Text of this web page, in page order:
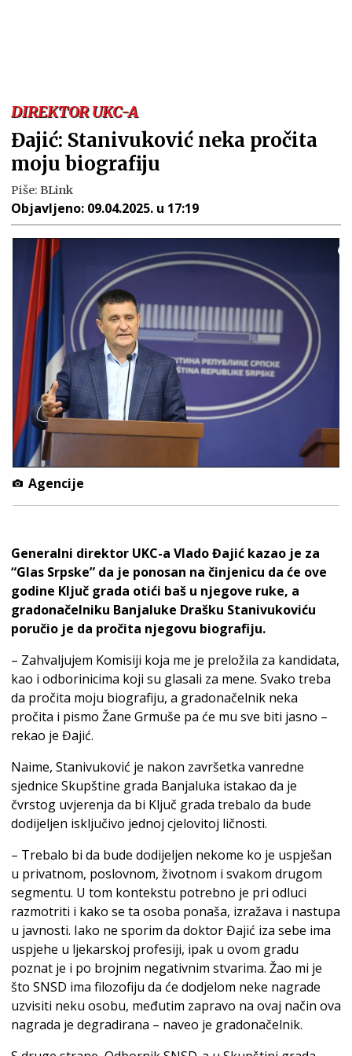
DIREKTOR UKC-A
Đajić: Stanivuković neka pročita
moju biografiju
Piše: BLink
Objavljeno: 09.04.2025. u 17:19
Agencije
Generalni direktor UKC-a Vlado Đajić kazao je za
“Glas Srpske” da je ponosan na činjenicu da će ove
godine Ključ grada otići baš u njegove ruke, a
gradonačelniku Banjaluke Drašku Stanivukoviću
poručio je da pročita njegovu biografiju.
– Zahvaljujem Komisiji koja me je preložila za kandidata,
kao i odborinicima koji su glasali za mene. Svako treba
da pročita moju biografiju, a gradonačelnik neka
pročita i pismo Žane Grmuše pa će mu sve biti jasno –
rekao je Đajić.
Naime, Stanivuković je nakon završetka vanredne
sjednice Skupštine grada Banjaluka istakao da je
čvrstog uvjerenja da bi Ključ grada trebalo da bude
dodijeljen isključivo jednoj cjelovitoj ličnosti.
– Trebalo bi da bude dodijeljen nekome ko je uspješan
u privatnom, poslovnom, životnom i svakom drugom
segmentu. U tom kontekstu potrebno je pri odluci
razmotriti i kako se ta osoba ponaša, izražava i nastupa
u javnosti. Iako ne sporim da doktor Đajić iza sebe ima
uspjehe u ljekarskoj profesiji, ipak u ovom gradu
poznat je i po brojnim negativnim stvarima. Žao mi je
što SNSD ima filozofiju da će dodjelom neke nagrade
uzvisiti neku osobu, međutim zapravo na ovaj način ova
nagrada je degradirana – naveo je gradonačelnik.